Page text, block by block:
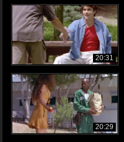
20:31
20:29